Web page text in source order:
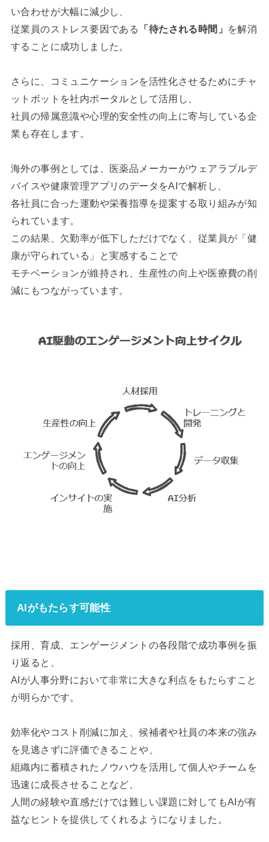
い合わせが大幅に減少し、
従業員のストレス要因である
「待たされる時間」
を解消
することに成功しました。
さらに、コミュニケーションを活性化させるためにチャ
ットボットを社内ポータルとして活用し、
社員の帰属意識や心理的安全性の向上に寄与している企
業も存在します。
海外の事例としては、医薬品メーカーがウェアラブルデ
バイスや健康管理アプリのデータをAIで解析し、
各社員に合った運動や栄養指導を提案する取り組みが知
られています。
この結果、欠勤率が低下しただけでなく、従業員が「健
康が守られている」と実感することで
モチベーションが維持され、生産性の向上や医療費の削
減にもつながっています。
AIがもたらす可能性
採用、育成、エンゲージメントの各段階で成功事例を振
り返ると、
AIが人事分野において非常に大きな利点をもたらすこと
が明らかです。
効率化やコスト削減に加え、候補者や社員の本来の強み
を見逃さずに評価できることや、
組織内に蓄積されたノウハウを活用して個人やチームを
迅速に成長させることなど、
人間の経験や直感だけでは難しい課題に対してもAIが有
益なヒントを提供してくれるようになりました。